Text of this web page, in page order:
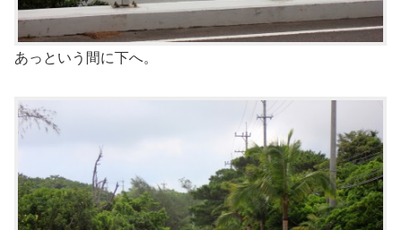
あっという間に下へ。